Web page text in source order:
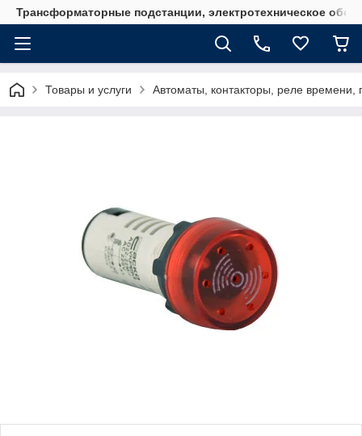
Трансформаторные подстанции, электротехническое
Товары и услуги Автоматы, контакторы, реле